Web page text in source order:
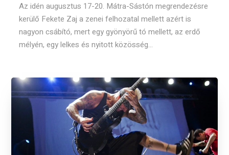
Az idén augusztus 17-20. Mátra-Sástón megrendezésre
kerülő Fekete Zaj a zenei felhozatal mellett azért is
nagyon csábító, mert egy gyönyörű tó mellett, az erdő
mélyén, egy lelkes és nyitott közösség...